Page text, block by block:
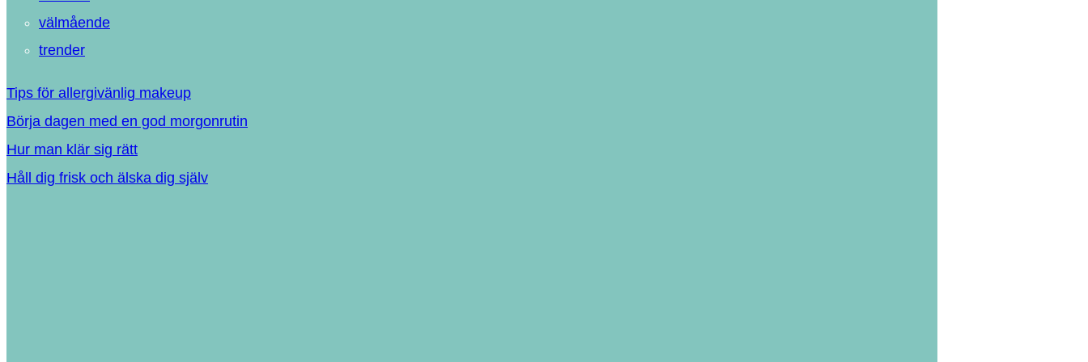
välmående
trender
Tips för allergivänlig makeup
Börja dagen med en god morgonrutin
Hur man klär sig rätt
Håll dig frisk och älska dig själv